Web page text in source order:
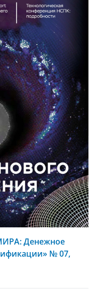
Денежное
№ 07,